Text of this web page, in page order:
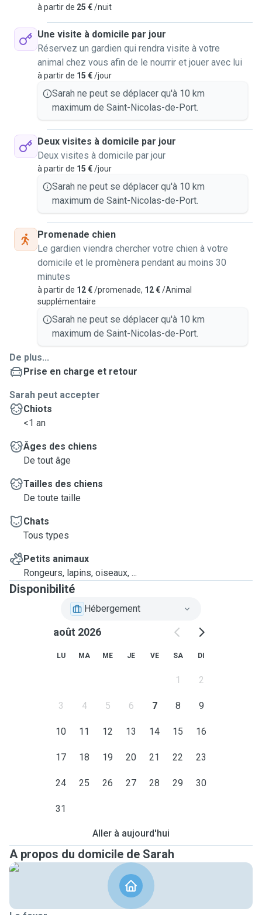
à partir de 25 €/nuit
Une visite à domicile par jour
Réservez un gardien qui rendra visite à votre
animal chez vous afin de le nourrir et jouer avec lui
à partir de 15 €/jour
Sarah ne peut se déplacer qu'à 10 km
maximum de Saint-Nicolas-de-Port.
Deux visites à domicile par jour
Deux visites à domicile par jour
à partir de 15 €/jour
Sarah ne peut se déplacer qu'à 10 km
maximum de Saint-Nicolas-de-Port.
Promenade chien
Le gardien viendra chercher votre chien à votre
domicile et le promènera pendant au moins 30
minutes
à partir de 12 €/promenade, 12 €/Animal
supplémentaire
Sarah ne peut se déplacer qu'à 10 km
maximum de Saint-Nicolas-de-Port.
De plus...
Prise en charge et retour
Sarah peut accepter
Chiots
<1 an
Âges des chiens
De tout âge
Tailles des chiens
De toute taille
Chats
Tous types
Petits animaux
Rongeurs, lapins, oiseaux, ...
Disponibilité
Hébergement
août 2026
LU MA ME JE VE SA DI
1 2
3 4 5 6 7 8 9
10 11 12 13 14 15 16
17 18 19 20 21 22 23
24 25 26 27 28 29 30
31
Aller à aujourd'hui
A propos du domicile de Sarah